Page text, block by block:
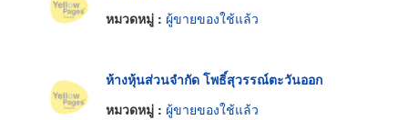
หมวดหมู่ : ผู้ขายของใช้แล้ว
ห้างหุ้นส่วนจำกัด โพธิ์สุวรรณ์ตะวันออก
หมวดหมู่ : ผู้ขายของใช้แล้ว